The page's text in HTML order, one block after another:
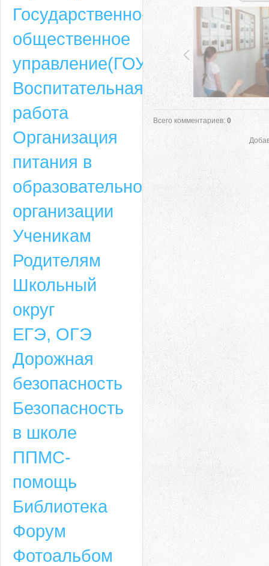
Адрес
659635, Алтайский край, Алтайский район, село Ая, ул. Школьная 11.
6-49, электронный адрес: aja_70@mail.ru
Адрес
Всего комментариев: 0
Государственно-
общественное
управление(ГОУ)
Воспитательная
работа
Организация
питания в
образовательной
организации
Ученикам
Родителям
Школьный
округ
ЕГЭ, ОГЭ
Дорожная
безопасность
Безопасность
в школе
ППМС-
помощь
Библиотека
Форум
Фотоальбом